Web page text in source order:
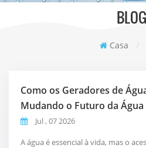
BLOG
Casa /
Como os Geradores de
Mudando o Futuro da
Jul , 07 2026
A água é essencial à vida, mas o